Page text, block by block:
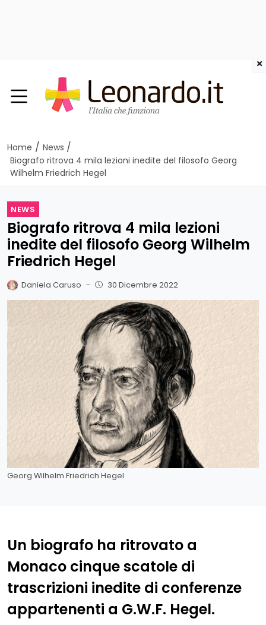
Home / News /
Biografo ritrova 4 mila lezioni inedite del filosofo Georg
Wilhelm Friedrich Hegel
NEWS
Biografo ritrova 4 mila lezioni
inedite del filosofo Georg Wilhelm
Friedrich Hegel
Daniela Caruso - 30 Dicembre 2022
Georg Wilhelm Friedrich Hegel
Un biografo ha ritrovato a
Monaco cinque scatole di
trascrizioni inedite di conferenze
appartenenti a G.W.F. Hegel.
×